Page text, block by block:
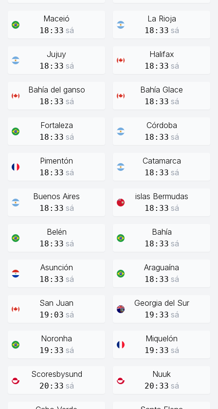
Maceió
18:33 sá
La Rioja
18:33 sá
Jujuy
18:33 sá
Halifax
18:33 sá
Bahía del ganso
18:33 sá
Bahía Glace
18:33 sá
Fortaleza
18:33 sá
Córdoba
18:33 sá
Pimentón
18:33 sá
Catamarca
18:33 sá
Buenos Aires
18:33 sá
islas Bermudas
18:33 sá
Belén
18:33 sá
Bahía
18:33 sá
Asunción
18:33 sá
Araguaína
18:33 sá
San Juan
19:03 sá
Georgia del Sur
19:33 sá
Noronha
19:33 sá
Miquelón
19:33 sá
Scoresbysund
20:33 sá
Nuuk
20:33 sá